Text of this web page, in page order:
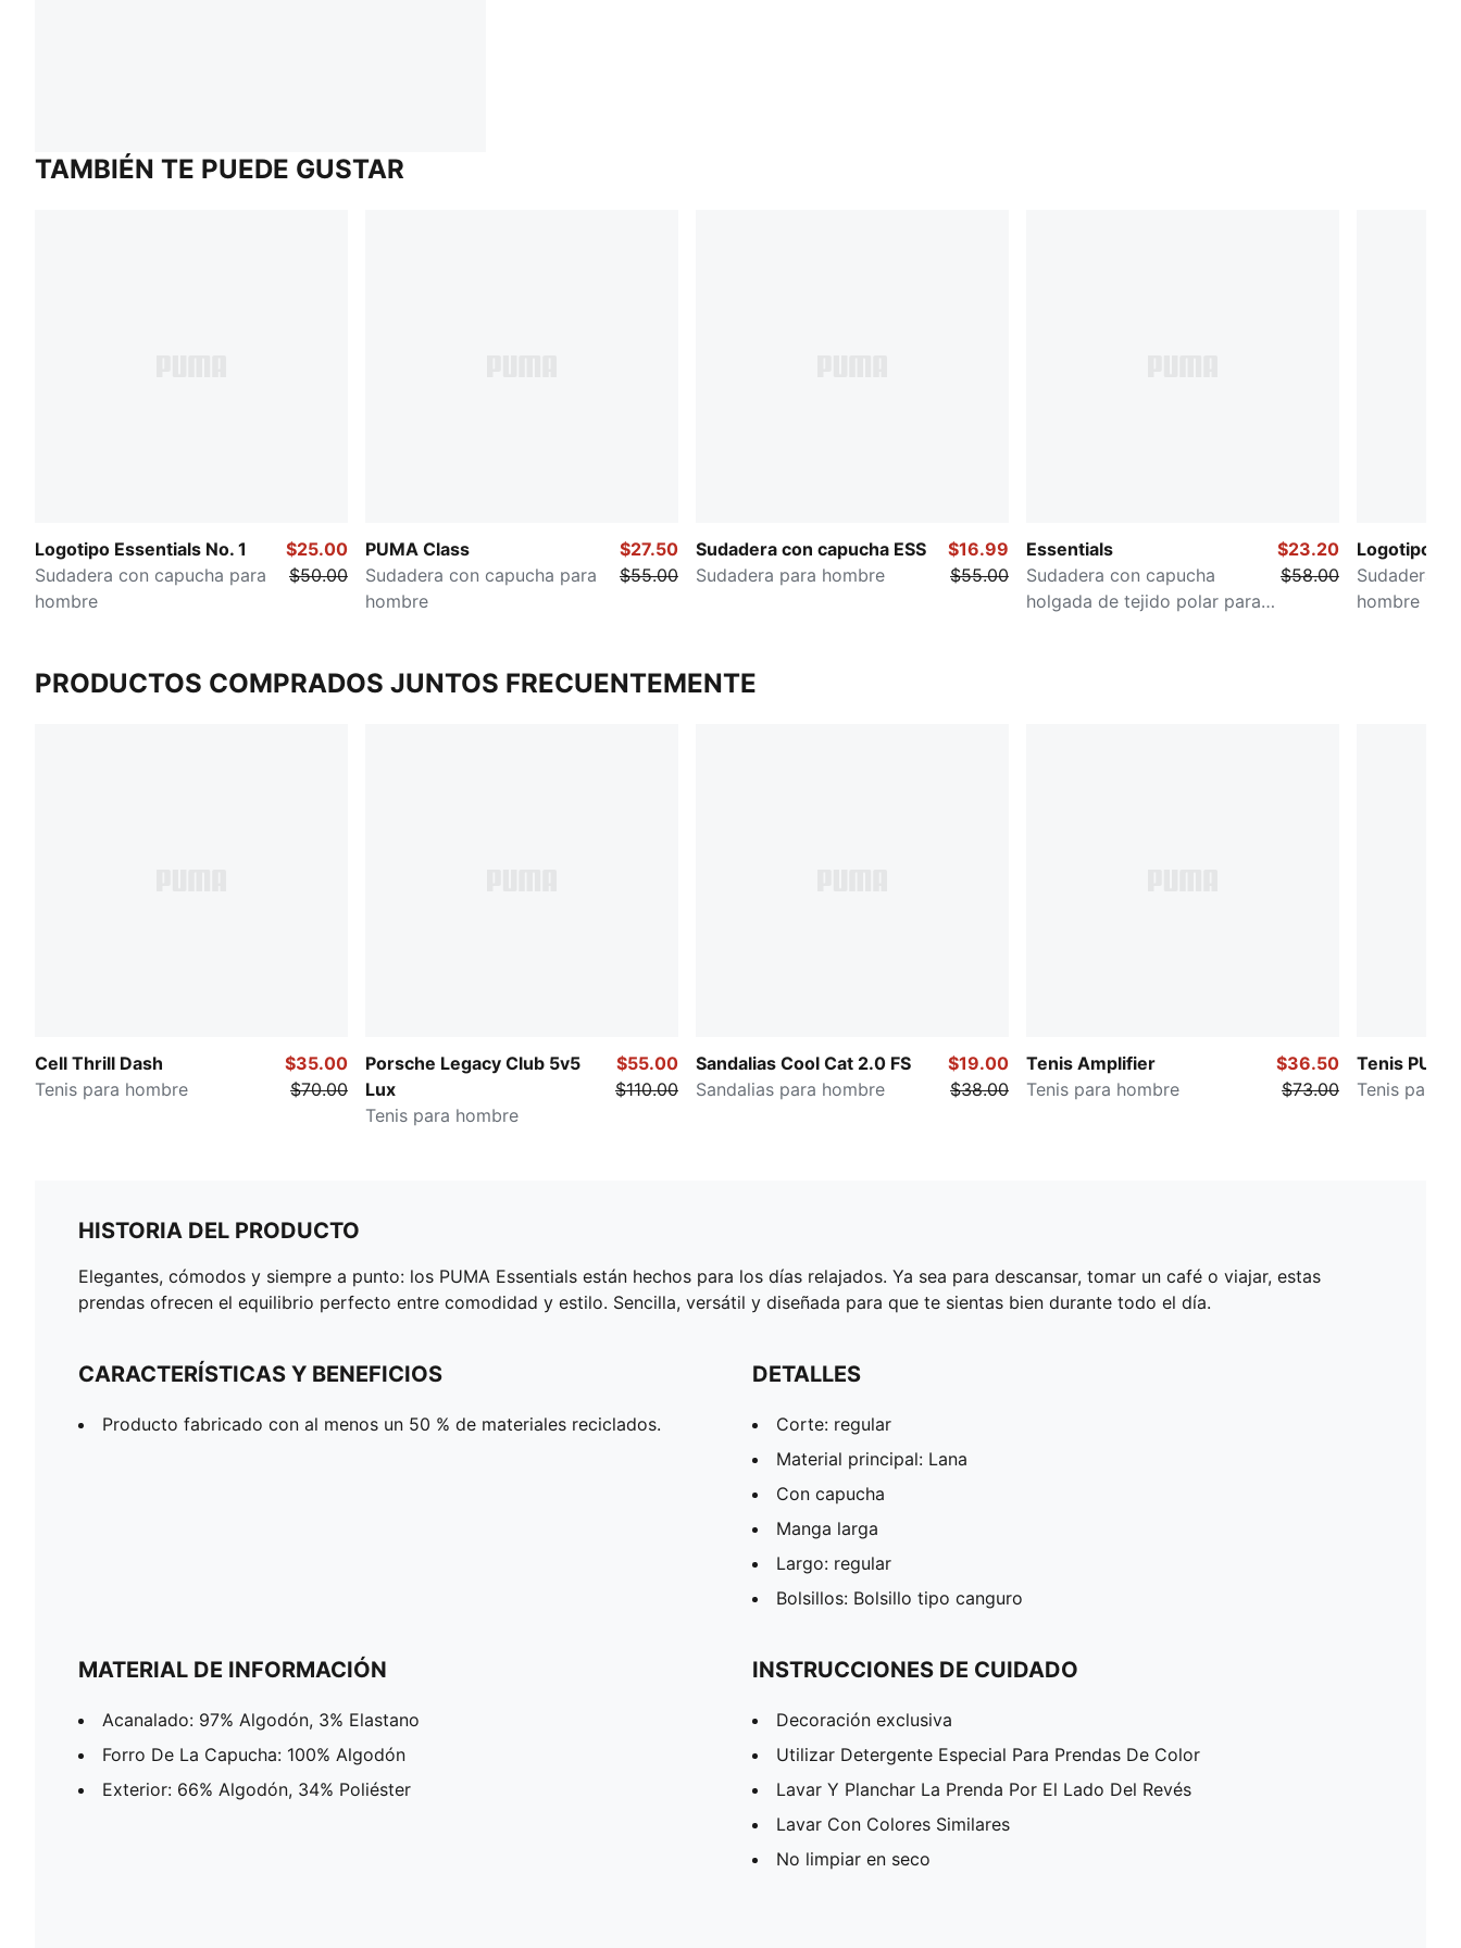
TAMBIÉN TE PUEDE GUSTAR
Logotipo Essentials No. 1
Sudadera con capucha para
hombre
$25.00
$50.00
PUMA Class
Sudadera con capucha para
hombre
$27.50
$55.00
Sudadera con capucha ESS
Sudadera para hombre
$16.99
$55.00
Essentials
Sudadera con capucha
holgada de tejido polar para
$23.20
$58.00
Logotipo
Sudadera
hombre
PRODUCTOS COMPRADOS JUNTOS FRECUENTEMENTE
Cell Thrill Dash
Tenis para hombre
$35.00
$70.00
Porsche Legacy Club 5v5
Lux
Tenis para hombre
$55.00
$110.00
Sandalias Cool Cat 2.0 FS
Sandalias para hombre
$19.00
$38.00
Tenis Amplifier
Tenis para hombre
$36.50
$73.00
Tenis
Tenis para
HISTORIA DEL PRODUCTO
Elegantes, cómodos y siempre a punto: los PUMA Essentials están hechos para los días relajados. Ya sea para descansar, tomar un café o viajar, estas
prendas ofrecen el equilibrio perfecto entre comodidad y estilo. Sencilla, versátil y diseñada para que te sientas bien durante todo el día.
CARACTERÍSTICAS Y BENEFICIOS
Producto fabricado con al menos un 50 % de materiales reciclados.
DETALLES
Corte: regular
Material principal: Lana
Con capucha
Manga larga
Largo: regular
Bolsillos: Bolsillo tipo canguro
MATERIAL DE INFORMACIÓN
Acanalado: 97% Algodón, 3% Elastano
Forro De La Capucha: 100% Algodón
Exterior: 66% Algodón, 34% Poliéster
INSTRUCCIONES DE CUIDADO
Decoración exclusiva
Utilizar Detergente Especial Para Prendas De Color
Lavar Y Planchar La Prenda Por El Lado Del Revés
Lavar Con Colores Similares
No limpiar en seco